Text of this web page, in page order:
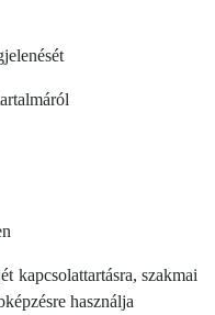
kapcsolattartásra, szakmai
használja